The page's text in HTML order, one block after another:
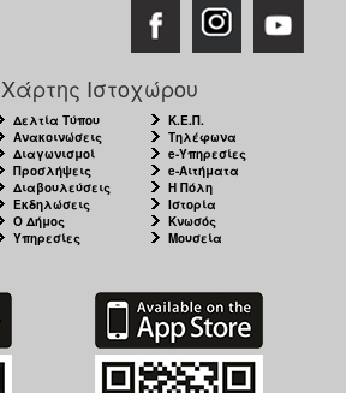
Χάρτης Ιστοχώρου
Δελτία Τύπου
Ανακοινώσεις
Διαγωνισμοί
Προσλήψεις
Διαβουλεύσεις
Εκδηλώσεις
Ο Δήμος
Υπηρεσίες
Κ.Ε.Π.
Τηλέφωνα
e-Υπηρεσίες
e-Αιτήματα
Η Πόλη
Ιστορία
Κνωσός
Μουσεία